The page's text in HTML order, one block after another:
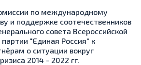
по международному
и поддержке соотечественников
совета Всероссийской
"Единая Россия" к
о ситуации вокруг
2014 - 2022 гг.